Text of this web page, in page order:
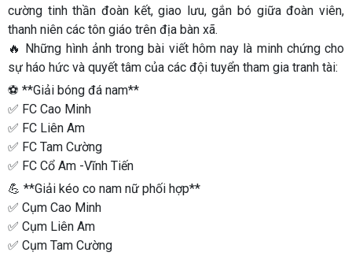
cường tinh thần đoàn kết, giao lưu, gắn bó giữa đoàn viên,
thanh niên các tôn giáo trên địa bàn xã.
🔥 Những hình ảnh trong bài viết hôm nay là minh chứng cho
sự háo hức và quyết tâm của các đội tuyển tham gia tranh tài:
⚽ **Giải bóng đá nam**
✅ FC Cao Minh
✅ FC Liên Am
✅ FC Tam Cường
✅ FC Cổ Am -Vĩnh Tiến
💪 **Giải kéo co nam nữ phối hợp**
✅ Cụm Cao Minh
✅ Cụm Liên Am
✅ Cụm Tam Cường